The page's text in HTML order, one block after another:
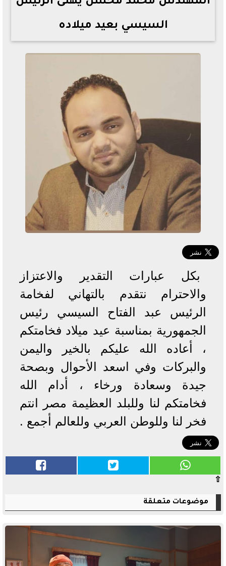
السيسي بعيد ميلاده
بكل عبارات التقدير والاعتزاز
والاحترام نتقدم بالتهاني لفخامة
الرئيس عبد الفتاح السيسي رئيس
الجمهورية بمناسبة عيد ميلاد فخامتكم
، أعاده الله عليكم بالخير واليمن
والبركات وفي اسعد الأحوال وبصحة
جيدة وسعادة ورخاء ، أدام الله
فخامتكم لنا وللبلد العظيمة مصر انتم
فخر لنا وللوطن العربي وللعالم أجمع .
⇧
موضوعات متعلقة